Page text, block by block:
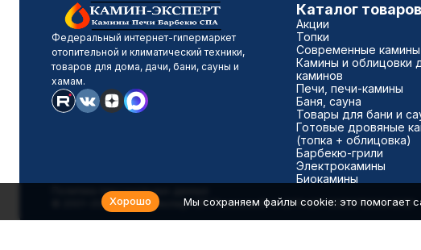
Федеральный интернет-гипермаркет
отопительной и климатический техники,
товаров для дома, дачи, бани, сауны и
хамам.
Каталог товаров
Акции
Топки
Современные камины
Камины и облицовки
каминов
Печи, печи-камины
Баня, сауна
Товары для бани и
Готовые дровяные
(топка + облицовка)
Барбекю-грили
Электрокамины
Биокамины
Политика персональных данных
© 2001-2026 Камин-Эксперт ИП Понюхов В. А. ОГРНИП 326527500040181
Хорошо Мы сохраняем файлы cookie: это помогает